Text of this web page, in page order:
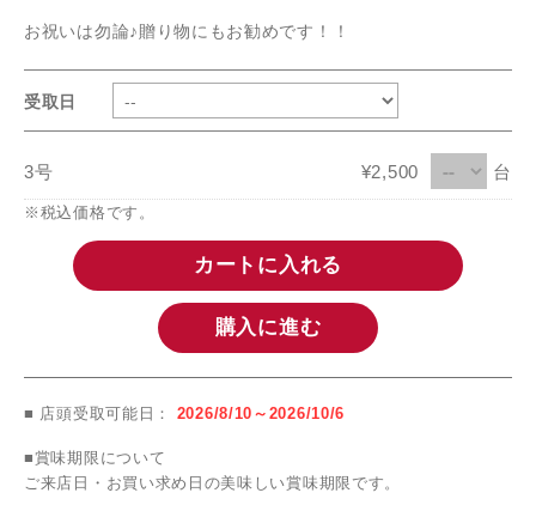
お祝いは勿論♪贈り物にもお勧めです！！
受取日
3号 ¥2,500 台
※税込価格です。
カートに入れる
購入に進む
■ 店頭受取可能日： 2026/8/10～2026/10/6
■賞味期限について
ご来店日・お買い求め日の美味しい賞味期限です。